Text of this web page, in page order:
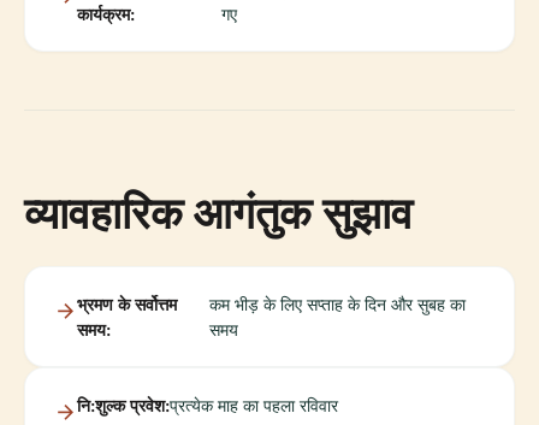
कार्यक्रम:
गए
व्यावहारिक आगंतुक सुझाव
भ्रमण के सर्वोत्तम
समय:
कम भीड़ के लिए सप्ताह के दिन और सुबह का
समय
नि:शुल्क प्रवेश:प्रत्येक माह का पहला रविवार